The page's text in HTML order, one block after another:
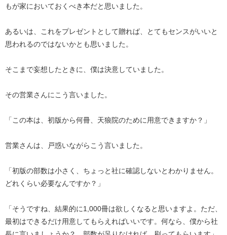
もが家においておくべき本だと思いました。
あるいは、これをプレゼントとして贈れば、とてもセンスがいいと
思われるのではないかとも思いました。
そこまで妄想したときに、僕は決意していました。
その営業さんにこう言いました。
「この本は、初版から何冊、天狼院のために用意できますか？」
営業さんは、戸惑いながらこう言いました。
「初版の部数は小さく、ちょっと社に確認しないとわかりません。
どれくらい必要なんですか？」
「そうですね、結果的に1,000冊は欲しくなると思いますよ。ただ、
最初はできるだけ用意してもらえればいいです。何なら、僕から社